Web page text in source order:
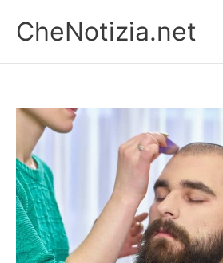
contenuto
CheNotizia.net